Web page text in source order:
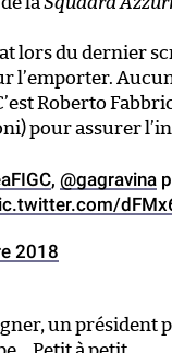
lors du dernier
l’emporter.
Roberto
pour assurer
, @gagravina
2018
un président